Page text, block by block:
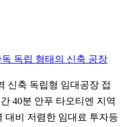
독립 형태의 신축 공장
신축 독립형 임대공장 접
40분 안푸 타오티엔 지역
대비 저렴한 임대료 투자등